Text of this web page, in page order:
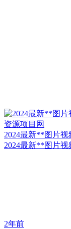
2024最新**图片
2024最新**图片
2年前